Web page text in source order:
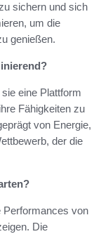
sichern und sich
um die
genießen.
eine Plattform
Fähigkeiten zu
von Energie,
der die
Performances von
Die